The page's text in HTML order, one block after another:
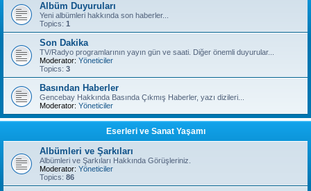
Albüm Duyuruları
Yeni albümleri hakkında son haberler...
Topics: 1
Son Dakika
TV/Radyo programlarının yayın gün ve saati. Diğer önemli duyurular...
Moderator: Yöneticiler
Topics: 3
Basından Haberler
Gencebay Hakkında Basında Çıkmış Haberler, yazı dizileri...
Moderator: Yöneticiler
Eserleri ve Sanat Yaşamı
Albümleri ve Şarkıları
Albümleri ve Şarkıları Hakkında Görüşleriniz.
Moderator: Yöneticiler
Topics: 86